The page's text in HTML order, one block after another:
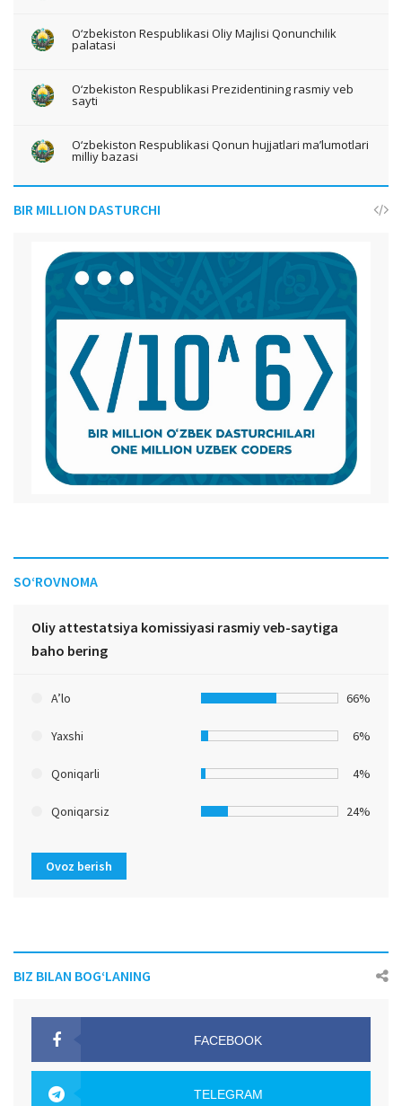
O‘zbekiston Respublikasi Oliy Majlisi Qonunchilik
palatasi
O‘zbekiston Respublikasi Prezidentining rasmiy veb
sayti
O‘zbekiston Respublikasi Qonun hujjatlari ma’lumotlari
milliy bazasi
BIR MILLION DASTURCHI
SO‘ROVNOMA
Oliy attestatsiya komissiyasi rasmiy veb-saytiga
baho bering
A’lo 66%
Yaxshi 6%
Qoniqarli 4%
Qoniqarsiz 24%
Ovoz berish
BIZ BILAN BOG‘LANING
FACEBOOK
TELEGRAM